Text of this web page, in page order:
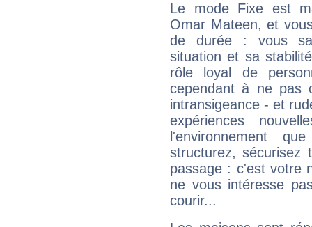
Le mode Fixe est
Omar Mateen, et
de durée : vous
situation et sa
rôle loyal de
cependant à ne pas
intransigeance - et
expériences
l'environnement
structurez, sécurisez
passage : c'est votre
ne vous intéresse
courir...